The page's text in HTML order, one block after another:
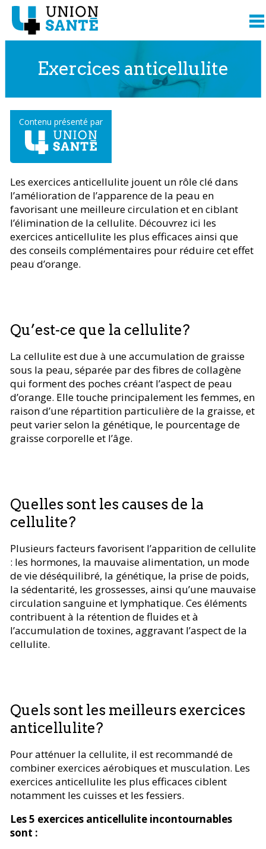
Exercices anticellulite
Contenu présenté par
Les exercices anticellulite jouent un rôle clé dans
l’amélioration de l’apparence de la peau en
favorisant une meilleure circulation et en ciblant
l’élimination de la cellulite. Découvrez ici les
exercices anticellulite les plus efficaces ainsi que
des conseils complémentaires pour réduire cet effet
peau d’orange.
Qu’est-ce que la cellulite?
La cellulite est due à une accumulation de graisse
sous la peau, séparée par des fibres de collagène
qui forment des poches créant l’aspect de peau
d’orange. Elle touche principalement les femmes, en
raison d’une répartition particulière de la graisse, et
peut varier selon la génétique, le pourcentage de
graisse corporelle et l’âge.
Quelles sont les causes de la
cellulite?
Plusieurs facteurs favorisent l’apparition de cellulite
: les hormones, la mauvaise alimentation, un mode
de vie déséquilibré, la génétique, la prise de poids,
la sédentarité, les grossesses, ainsi qu’une mauvaise
circulation sanguine et lymphatique. Ces éléments
contribuent à la rétention de fluides et à
l’accumulation de toxines, aggravant l’aspect de la
cellulite.
Quels sont les meilleurs exercices
anticellulite?
Pour atténuer la cellulite, il est recommandé de
combiner exercices aérobiques et musculation. Les
exercices anticellulite les plus efficaces ciblent
notamment les cuisses et les fessiers.
Les 5 exercices anticellulite incontournables
sont :